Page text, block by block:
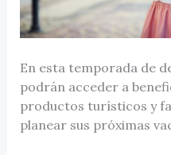
En esta temporada de
podrán acceder a
productos turísticos y
planear sus próximas